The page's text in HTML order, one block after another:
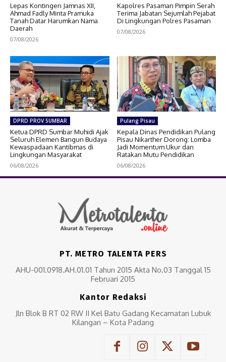
Lepas Kontingen Jamnas XII,
Ahmad Fadly Minta Pramuka
Tanah Datar Harumkan Nama
Daerah
07/08/2026
Kapolres Pasaman Pimpin Serah
Terima Jabatan Sejumlah Pejabat
Di Lingkungan Polres Pasaman
07/08/2026
DPRD PROV SUMBAR
Ketua DPRD Sumbar Muhidi Ajak
Seluruh Elemen Bangun Budaya
Kewaspadaan Kantibmas di
Lingkungan Masyarakat
06/08/2026
Pulang Pisau
Kepala Dinas Pendidikan Pulang
Pisau Nikarther Dorong: Lomba
Jadi Momentum Ukur dan
Ratakan Mutu Pendidikan
06/08/2026
PT. METRO TALENTA PERS
AHU-001.0918.AH.01.01 Tahun 2015 Akta No.03 Tanggal 15
Februari 2015
Kantor Redaksi
Jln Blok B RT 02 RW II Kel Batu Gadang Kecamatan Lubuk
Kilangan – Kota Padang